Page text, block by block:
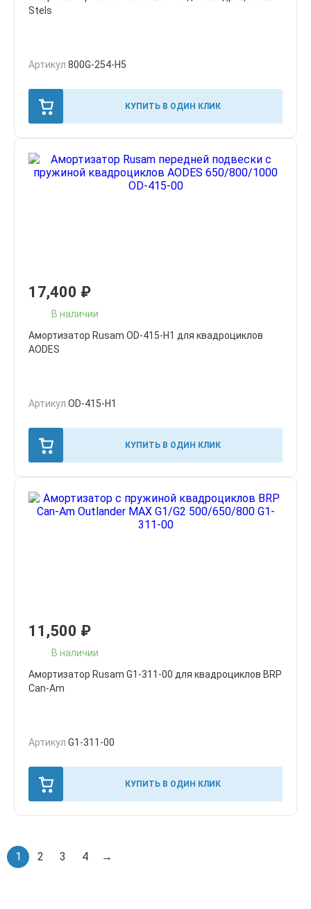
Stels
Артикул 800G-254-H5
КУПИТЬ В ОДИН КЛИК
17,400 ₽
В наличии
Амортизатор Rusam OD-415-H1 для квадроциклов
AODES
Артикул OD-415-H1
КУПИТЬ В ОДИН КЛИК
11,500 ₽
В наличии
Амортизатор Rusam G1-311-00 для квадроциклов BRP
Can-Am
Артикул G1-311-00
КУПИТЬ В ОДИН КЛИК
1 2 3 4 →